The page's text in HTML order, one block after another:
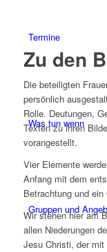
Termine
Was tun wenn
Gruppen und
Zu den
Die beteiligten
persönlich
Rolle. Deutungen,
Texten zu ihren
vorangestellt.
Vier Elemente
Anfang mit dem
Betrachtung und ein
Wir stehen hier am
allen Niederungen
Jesu Christi, der mit